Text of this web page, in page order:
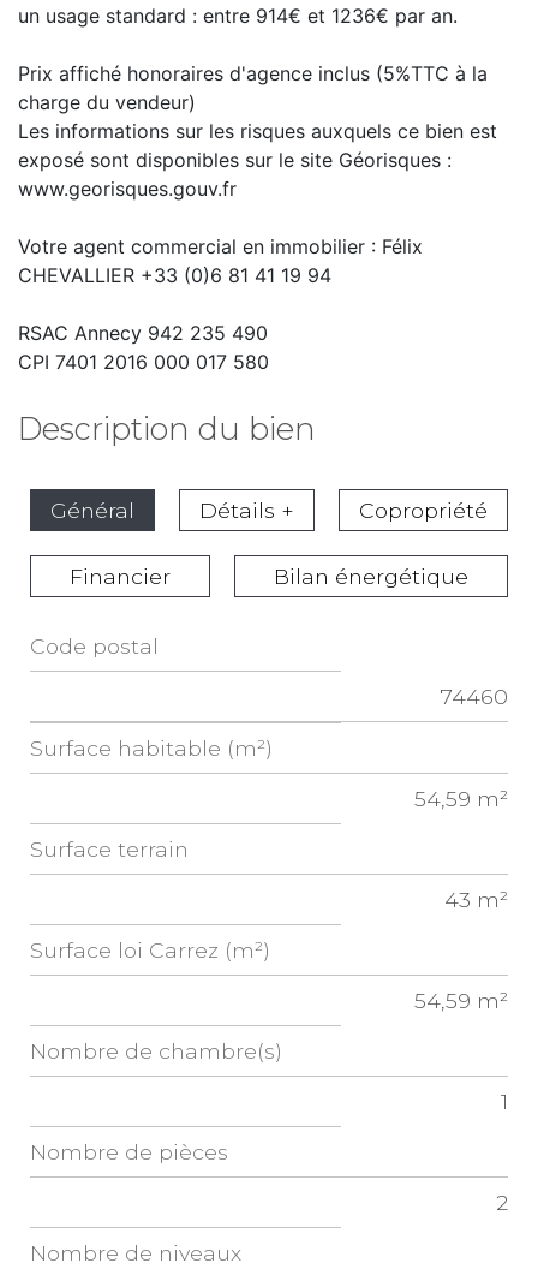
un usage standard : entre 914€ et 1236€ par an.
Prix affiché honoraires d'agence inclus (5%TTC à la
charge du vendeur)
Les informations sur les risques auxquels ce bien est
exposé sont disponibles sur le site Géorisques :
www.georisques.gouv.fr
Votre agent commercial en immobilier : Félix
CHEVALLIER +33 (0)6 81 41 19 94
RSAC Annecy 942 235 490
CPI 7401 2016 000 017 580
Description du bien
Général Détails + Copropriété
Financier Bilan énergétique
Label
Code postal
74460
Surface habitable (m²)
54,59 m²
surface terrain
43 m²
Surface loi Carrez (m²)
54,59 m²
Nombre de chambre(s)
1
Nombre de pièces
2
Nombre de niveaux